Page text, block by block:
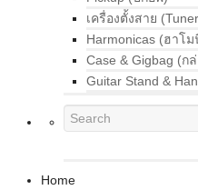
เครื่องตั้งสาย
Harmonicas (ฮาโม
Case & Gigbag (ก
Guitar Stand &
Home